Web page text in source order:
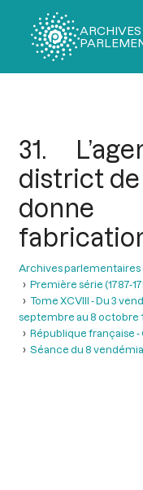
ARCHIVES
31.
district
donne
Archives parlementaires
Première série (1787-
Tome XCVIII - Du 3
septembre au 8 octobre
République française
Séance du 8